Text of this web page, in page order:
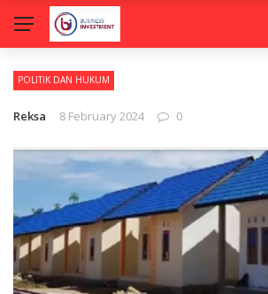
POLITIK DAN HUKUM
Reksa 8 February 2024 0